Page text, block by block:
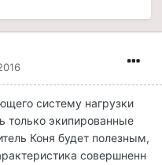
систему нагрузки
только экипированные
Коня будет полезным,
совершненн